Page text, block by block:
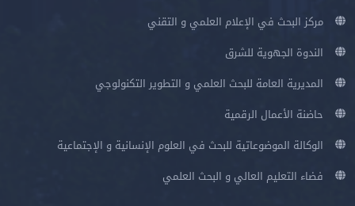
مركز البحث في الإعلام العلمي و التقني
الندوة الجهوية للشرق
المديرية العامة للبحث العلمي و التطوير التكنولوجي
حاضنة الأعمال الرقمية
الوكالة الموضوعاتية للبحث في العلوم الإنسانية و الإجتماعية
فضاء التعليم العالي و البحث العلمي